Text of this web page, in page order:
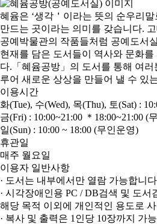
혜윰은 ‘생각＇이라는 뜻의 순우리
만드는 곳이라는 의미를 갖습니다.
공예박물관의 작품들처럼 공예도서
현재를 담은 도서들이 역사와 문화를
다.「혜윰공방」의 도서를 통해 여러
루어 새로운 상상을 만들어 낼 수 있
이용시간
화(Tue), 수(Wed), 목(Thu), 토(Sat) :
금(Fri) : 10:00~21:00 ＊18:00~21:00 (
일(Sun) : 10:00 ~ 18:00 (무인운영)
휴관일
매주 월요일
이용자 일반사항
· 도서는 내부에서만 열람 가능합니
· 시각장애인용 PC / DB검색 및 도서
해당 목적 이외에 개인적인 용도로
· 복사 및 출력은 1인당 10장까지 가